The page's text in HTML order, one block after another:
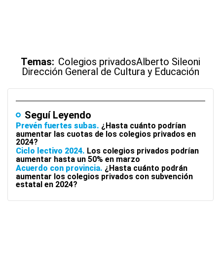
Temas: Colegios privadosAlberto Sileoni
Dirección General de Cultura y Educación
Seguí Leyendo
Prevén fuertes subas ¿Hasta cuánto podrían
aumentar las cuotas de los colegios privados en
2024?
Ciclo lectivo 2024 Los colegios privados podrían
aumentar hasta un 50% en marzo
Acuerdo con provincia ¿Hasta cuánto podrán
aumentar los colegios privados con subvención
estatal en 2024?